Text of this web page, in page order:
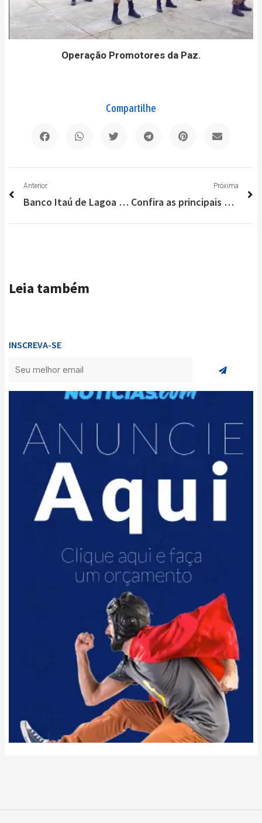
Operação Promotores da Paz.
Compartilhe
Anterior
Banco Itaú de Lagoa Santa é fechado novamente por suspeita de Covid-19
Próxima
Confira as principais notícias do Brasil e do Mundo nesta quarta (23/12)
Leia também
INSCREVA-SE